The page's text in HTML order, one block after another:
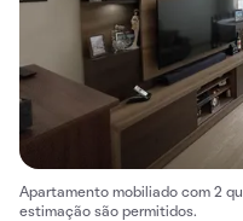
Apartamento mobiliado com 2
estimação são permitidos.